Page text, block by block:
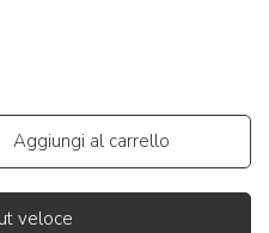
Aggiungi al carrello
veloce